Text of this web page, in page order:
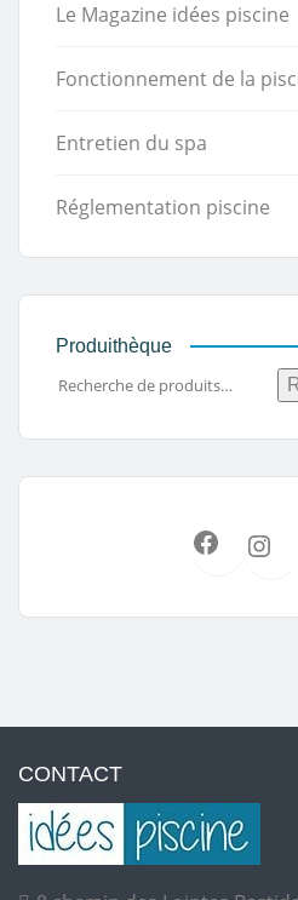
Le Magazine idées piscine
Fonctionnement de la
Entretien du spa
Réglementation piscine
Produithèque
CONTACT